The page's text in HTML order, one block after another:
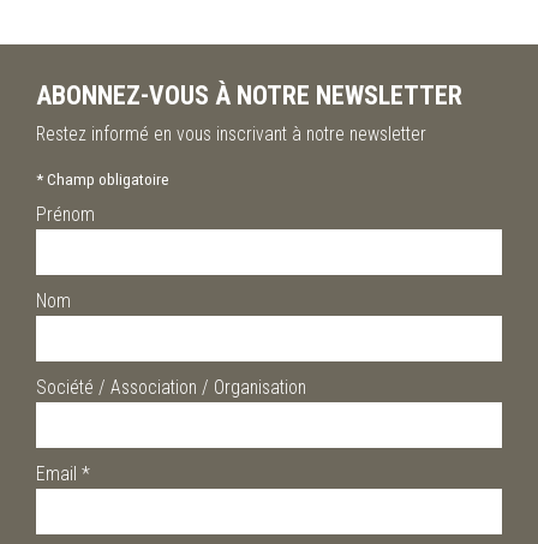
ABONNEZ-VOUS À NOTRE NEWSLETTER
Restez informé en vous inscrivant à notre newsletter
*Champ obligatoire
Prénom
Nom
Société / Association / Organisation
Email *